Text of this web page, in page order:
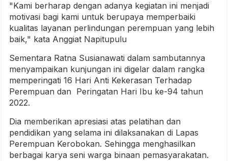
"Kami berharap dengan adanya kegiatan ini menjadi
motivasi bagi kami untuk berupaya memperbaiki
kualitas layanan perlindungan perempuan yang lebih
baik," kata Anggiat Napitupulu
Sementara Ratna Susianawati dalam sambutannya
menyampaikan kunjungan ini digelar dalam rangka
memperingati 16 Hari Anti Kekerasan Terhadap
Perempuan dan Peringatan Hari Ibu ke-94 tahun
2022.
Dia memberikan apresiasi atas pelatihan dan
pendidikan yang selama ini dilaksanakan di Lapas
Perempuan Kerobokan. Sehingga menghasilkan
berbagai karya seni warga binaan pemasyarakatan.